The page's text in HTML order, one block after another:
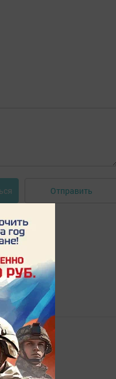
Отправить